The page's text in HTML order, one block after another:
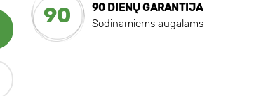
90
90 DIENŲ GARANTIJA
Sodinamiems augalams